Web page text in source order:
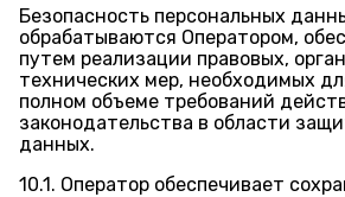
Безопасность персональных
обрабатываются Оператором,
путем реализации правовых,
технических мер, необходимых
полном объеме требований
законодательства в области
данных.
10.1. Оператор обеспечивает